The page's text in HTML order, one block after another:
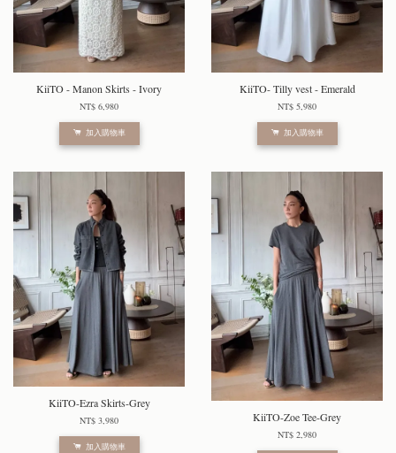
KiiTO - Manon Skirts - Ivory
NT$ 6,980
加入購物車
KiiTO- Tilly vest - Emerald
NT$ 5,980
加入購物車
KiiTO-Ezra Skirts-Grey
NT$ 3,980
加入購物車
KiiTO-Zoe Tee-Grey
NT$ 2,980